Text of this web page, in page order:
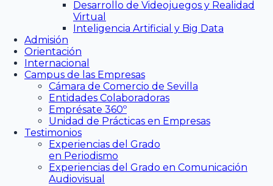
Desarrollo de Videojuegos y Realidad
Virtual
Inteligencia Artificial y Big Data
Admisión
Orientación
Internacional
Campus de las Empresas
Cámara de Comercio de Sevilla
Entidades Colaboradoras
Emprésate 360º
Unidad de Prácticas en Empresas
Testimonios
Experiencias del Grado
en Periodismo
Experiencias del Grado en Comunicación
Audiovisual